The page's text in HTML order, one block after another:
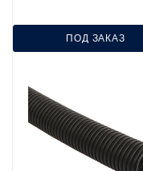
ПОД ЗАКАЗ